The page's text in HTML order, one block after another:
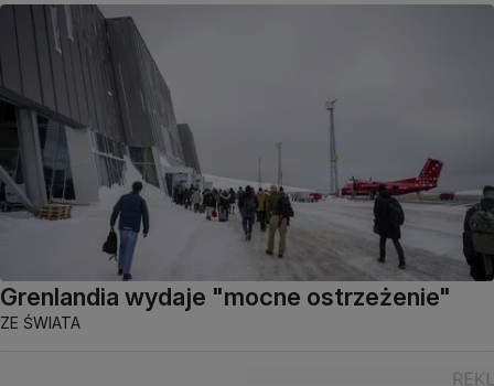
Grenlandia wydaje "mocne ostrzeżenie"
ZE ŚWIATA